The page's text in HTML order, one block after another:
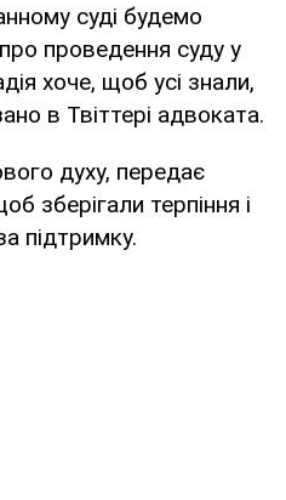
суді будемо
проведення суду у
хоче, щоб усі знали,
в Твіттері адвоката.
духу, передає
зберігали терпіння і
підтримку.